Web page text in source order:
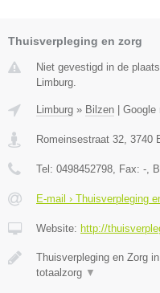
Thuisverpleging en zorg
Niet gevestigd in de
Limburg.
Limburg » Bilzen Google
Romeinsestraat 32, 3740
Tel: 0498452798, Fax: -,
E-mail › Thuisverpleging
Website: http://
Thuisverpleging en Zorg
totaalzorg ▼